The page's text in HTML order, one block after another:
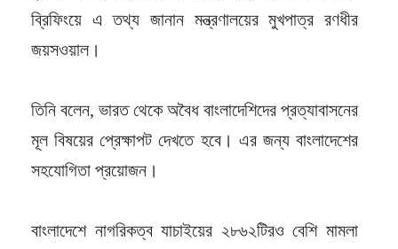
ব্রিফিংয়ে এ তথ্য জানান মন্ত্রণালয়ের মুখপাত্র রণধীর
জয়সওয়াল।
তিনি বলেন, ভারত থেকে অবৈধ বাংলাদেশিদের প্রত্যাবাসনের
মূল বিষয়ের প্রেক্ষাপট দেখতে হবে। এর জন্য বাংলাদেশের
সহযোগিতা প্রয়োজন।
বাংলাদেশে নাগরিকত্ব যাচাইয়ের ২৮৬২টিরও বেশি মামলা